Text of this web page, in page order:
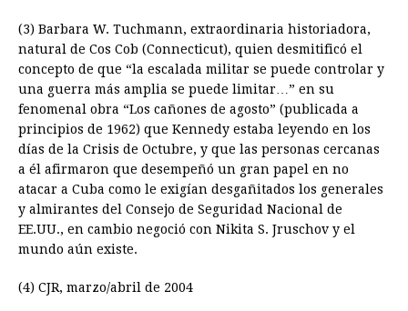
(3) Barbara W. Tuchmann, extraordinaria historiadora,
natural de Cos Cob (Connecticut), quien desmitificó el
concepto de que “la escalada militar se puede controlar y
una guerra más amplia se puede limitar…” en su
fenomenal obra “Los cañones de agosto” (publicada a
principios de 1962) que Kennedy estaba leyendo en los
días de la Crisis de Octubre, y que las personas cercanas
a él afirmaron que desempeñó un gran papel en no
atacar a Cuba como le exigían desgañitados los generales
y almirantes del Consejo de Seguridad Nacional de
EE.UU., en cambio negoció con Nikita S. Jruschov y el
mundo aún existe.
(4) CJR, marzo/abril de 2004